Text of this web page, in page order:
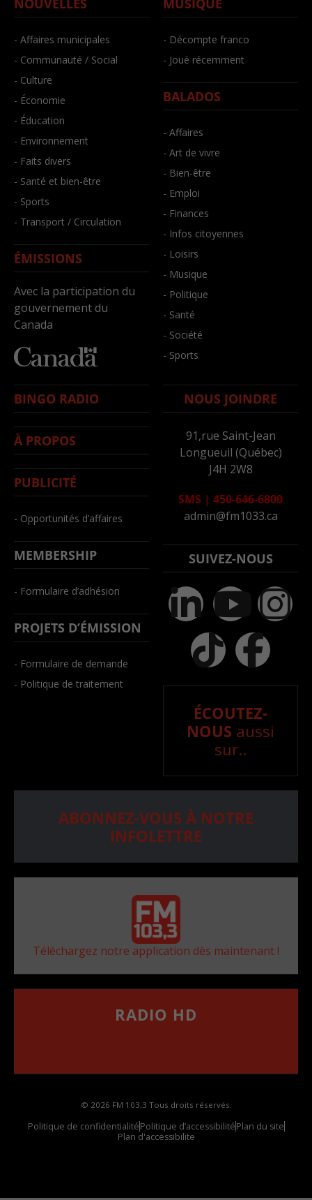
- Affaires municipales
- Communauté / Social
- Culture
- Économie
- Éducation
- Environnement
- Faits divers
- Santé et bien-être
- Sports
- Transport / Circulation
ÉMISSIONS
Avec la participation du
gouvernement du
Canada
- Décompte franco
- Joué récemment
BALADOS
- Affaires
- Art de vivre
- Bien-être
- Emploi
- Finances
- Infos citoyennes
- Loisirs
- Musique
- Politique
- Santé
- Société
- Sports
BINGO RADIO
À PROPOS
PUBLICITÉ
- Opportunités d’affaires
MEMBERSHIP
- Formulaire d’adhésion
PROJETS D’ÉMISSION
- Formulaire de demande
- Politique de traitement
NOUS JOINDRE
91,rue Saint-Jean
Longueuil (Québec)
J4H 2W8
SMS | 450-646-6800
admin@fm1033.ca
SUIVEZ-NOUS
ÉCOUTEZ-
NOUS aussi
sur..
ABONNEZ-VOUS À NOTRE
INFOLETTRE
Téléchargez notre application dès maintenant !
RADIO HD
© 2026 FM 103,3 Tous droits réservés.
Politique de confidentialitéPolitique d’accessibilitéPlan du site
Plan d'accessibilite